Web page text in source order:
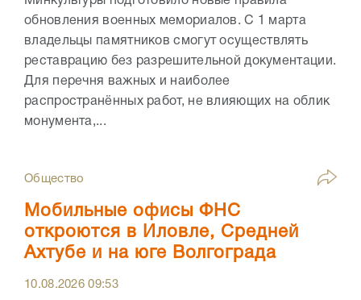
обновления военных мемориалов. С 1 марта
владельцы памятников смогут осуществлять
реставрацию без разрешительной документации.
Для перечня важных и наиболее
распространённых работ, не влияющих на облик
монумента,...
Общество
Мобильные офисы ФНС
откроются в Иловле, Средней
Ахтубе и на юге Волгограда
10.08.202609:53